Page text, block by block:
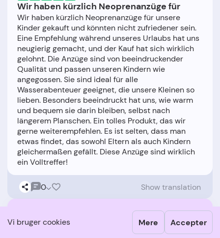
Vi bruger cookies Mere Accepter
Wir haben kürzlich Neoprenanzüge für
Wir haben kürzlich Neoprenanzüge für unsere
Kinder gekauft und könnten nicht zufriedener sein.
Eine Empfehlung während unseres Urlaubs hat uns
neugierig gemacht, und der Kauf hat sich wirklich
gelohnt. Die Anzüge sind von beeindruckender
Qualität und passen unseren Kindern wie
angegossen. Sie sind ideal für alle
Wasserabenteuer geeignet, die unsere Kleinen so
lieben. Besonders beeindruckt hat uns, wie warm
und bequem sie darin bleiben, selbst nach
längerem Planschen. Ein tolles Produkt, das wir
gerne weiterempfehlen. Es ist selten, dass man
etwas findet, das sowohl Eltern als auch Kindern
gleichermaßen gefällt. Diese Anzüge sind wirklich
0 Show translation